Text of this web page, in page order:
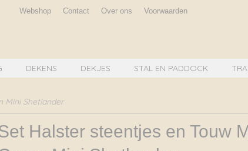
Webshop Contact Over ons Voorwaarden
DEKENS DEKJES STAL EN PADDOCK
Mini Shetlander
Halster steentjes en Touw